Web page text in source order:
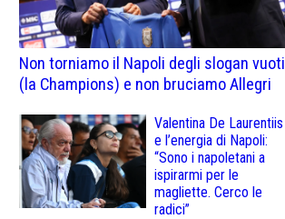
Non torniamo il Napoli degli slogan vuoti
(la Champions) e non bruciamo Allegri
Valentina De Laurentiis
e l’energia di Napoli:
“Sono i napoletani a
ispirarmi per le
magliette. Cerco le
radici”